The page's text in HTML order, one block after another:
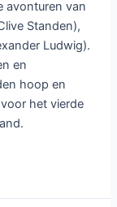
avonturen van
Standen),
Ludwig).
en
hoop en
het vierde